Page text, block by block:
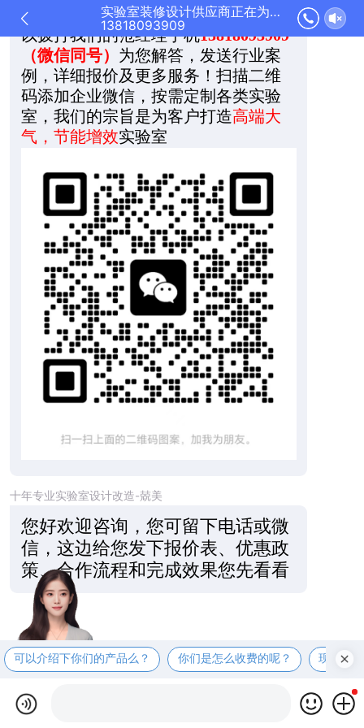
实验室装修设计供应商正在为您服务
13818093909
机号码
，稍后我们将与你联系，您可
以拨打我们的范经理手机13818093909
（微信同号） 为您解答，发送行业案
例，详细报价及更多服务！扫描二维
码添加企业微信，按需定制各类实验
室，我们的宗旨是为客户打造高端大
气，节能增效实验室
十年专业实验室设计改造-兢美
您好欢迎咨询，您可留下电话或微
信，这边给您发下报价表、优惠政
策、合作流程和完成效果您先看看
可以介绍下你们的产品么？ 你们是怎么收费的呢？ 现在有